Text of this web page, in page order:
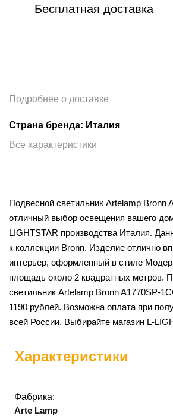
Бесплатная доставка
Подробнее о доставке
Страна бренда: Италия
Все характеристики
Подвесной светильник Artelamp Bronn
отличный выбор освещения вашего
LIGHTSTAR производства Италия.
к коллекции Bronn. Изделие отлично
интерьер, оформленный в стиле
площадь около 2 квадратных метров.
светильник Artelamp Bronn A1770SP-
1190 рублей. Возможна оплата при
всей России. Выбирайте магазин L-
Характеристики
Фабрика:
Arte Lamp